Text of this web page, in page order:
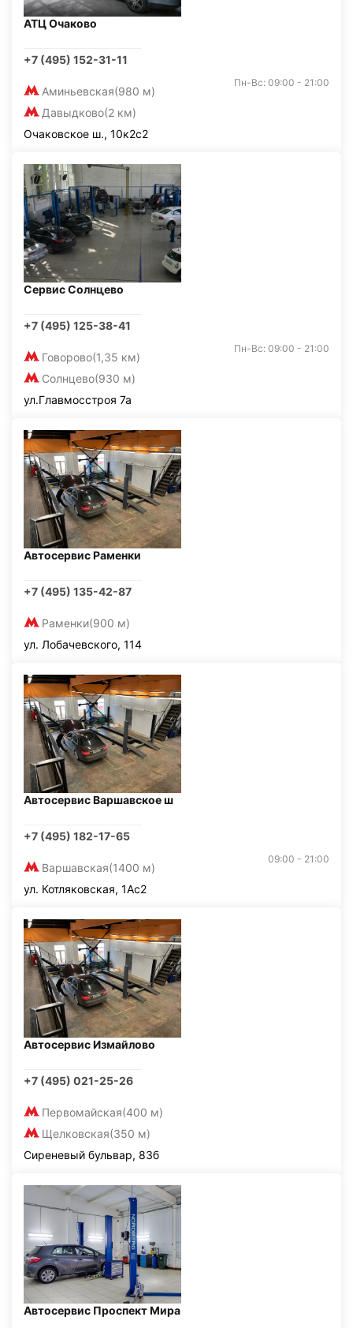
АТЦ Очаково
+7 (495) 152-31-11
Аминьевская(980 м)
Давыдково(2 км)
Пн-Вс: 09:00 - 21:00
Очаковское ш., 10к2с2
Сервис Солнцево
+7 (495) 125-38-41
Говорово(1,35 км)
Солнцево(930 м)
Пн-Вс: 09:00 - 21:00
ул.Главмосстроя 7а
Автосервис Раменки
+7 (495) 135-42-87
Раменки(900 м)
ул. Лобачевского, 114
Автосервис Варшавское ш
+7 (495) 182-17-65
Варшавская(1400 м)
09:00 - 21:00
ул. Котляковская, 1Ас2
Автосервис Измайлово
+7 (495) 021-25-26
Первомайская(400 м)
Щелковская(350 м)
Сиреневый бульвар, 83б
Автосервис Проспект Мира